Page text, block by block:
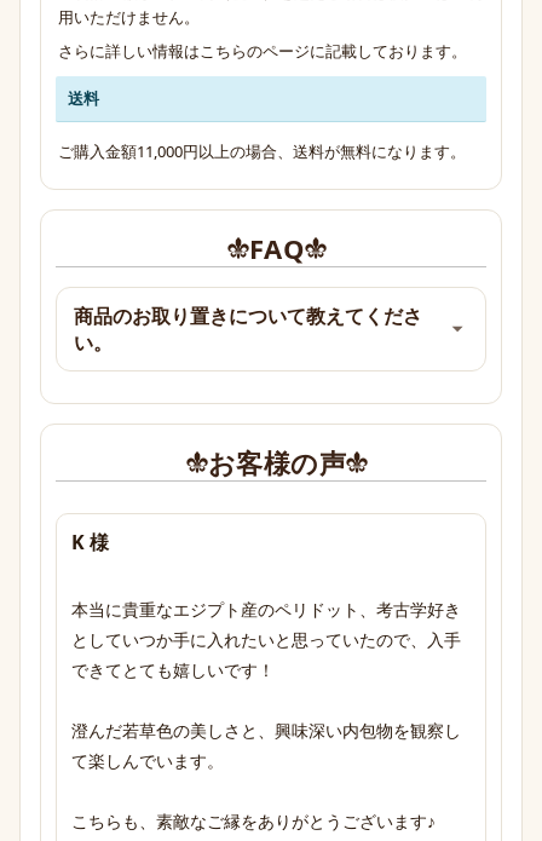
用いただけません。
さらに詳しい情報は こちらのページに記載しております。
送料
ご購入金額11,000円以上の場合、送料が無料になります。
FAQ
商品のお取り置きについて教えてくださ
い。
お客様の声
K 様
本当に貴重なエジプト産のペリドット、考古学好き
としていつか手に入れたいと思っていたので、入手
できてとても嬉しいです！
澄んだ若草色の美しさと、興味深い内包物を観察し
て楽しんでいます。
こちらも、素敵なご縁をありがとうございます♪